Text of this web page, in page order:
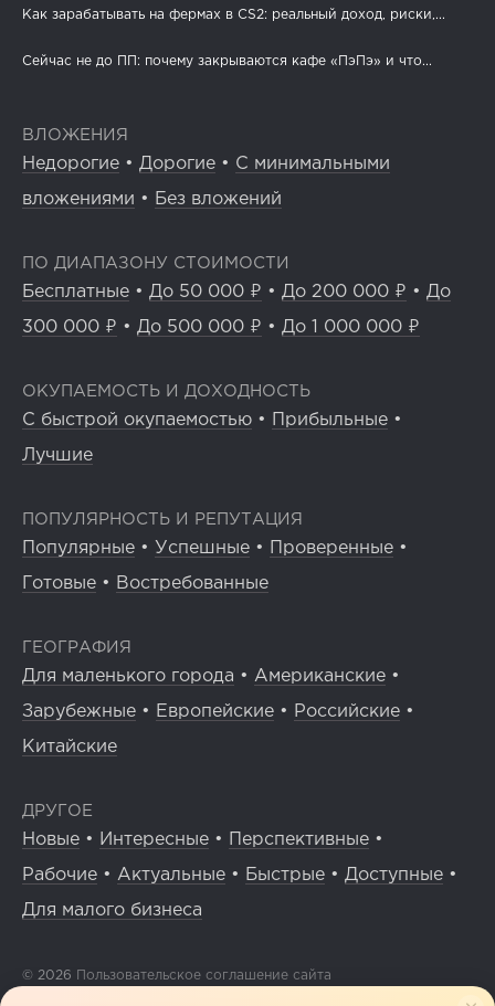
Как зарабатывать на фермах в CS2: реальный доход, риски,...
Сейчас не до ПП: почему закрываются кафе «ПэПэ» и что...
ВЛОЖЕНИЯ
Недорогие • Дорогие • С минимальными
вложениями • Без вложений
ПО ДИАПАЗОНУ СТОИМОСТИ
Бесплатные • До 50 000 ₽ • До 200 000 ₽ • До
300 000 ₽ • До 500 000 ₽ • До 1 000 000 ₽
ОКУПАЕМОСТЬ И ДОХОДНОСТЬ
С быстрой окупаемостью • Прибыльные •
Лучшие
ПОПУЛЯРНОСТЬ И РЕПУТАЦИЯ
Популярные • Успешные • Проверенные •
Готовые • Востребованные
ГЕОГРАФИЯ
Для маленького города • Американские •
Зарубежные • Европейские • Российские •
Китайские
ДРУГОЕ
Новые • Интересные • Перспективные •
Рабочие • Актуальные • Быстрые • Доступные •
Для малого бизнеса
© 2026 Пользовательское соглашение сайта